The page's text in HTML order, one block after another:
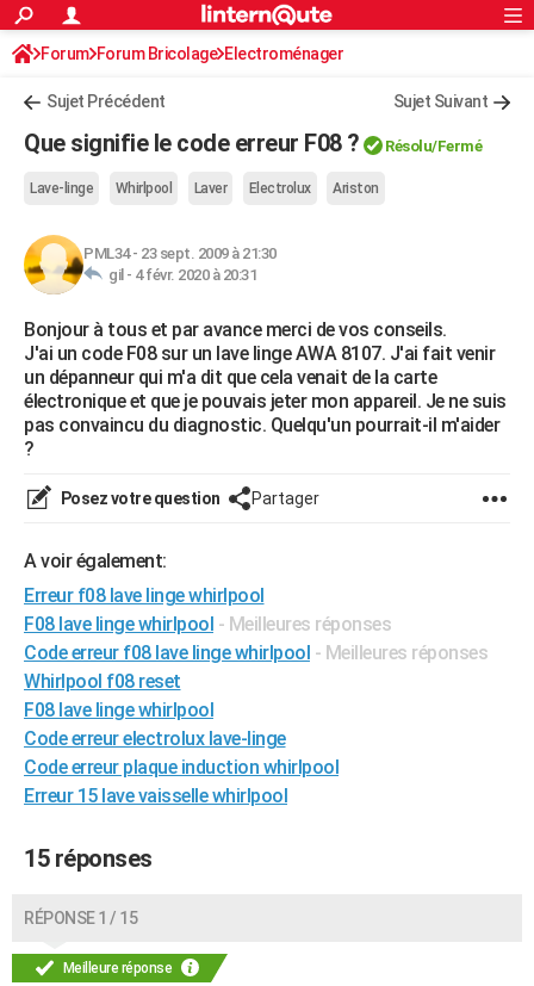
ACTUALITÉS
Politique
Société
Faits Divers
Education
Monde
Villes
+
Essais
Réserver un essai
Citadines
Berlines
SUV
Forum auto
+HIGH-TECH
BRICOLAGE
Forum
Aménagement intérieur
Extérieur
Cuisine
Salle de bains
Jardinage
Rangement
WEEK-END
Guides de France
Escapades
Patrimoine
Expositions
Musées
Week-end nature
+LIFESTYLE
Art de vivre
Bien-être
Loisirs
ModeModes de vie
Alimentation
Guide de la santé
Maladies
Médicaments
Sommeil
VOYAGE
Destinations
City break
Voyage nature
Voyage de noces
Forum
Climat
+PHOTO
BONS PLANS
CARTE DE VOEUX
Carte de Noël
Carte Bonne année
Carte Saint-Valentin
Carte Pâques
Carte d'anniversaire
DICTIONNAIRE
Dictionnaire
Biographies
Citations
Expressions
Proverbes
PROGRAMME TV
COPAINS D'AVANT
S'inscrire
Connexion
Forum Forum Bricolage Electroménager
Sujet Précédent Sujet Suivant
Que signifie le code erreur F08 ? Résolu/Fermé
Lave-linge Whirlpool Laver Electrolux Ariston
PML34- 23 sept. 2009 à 21:30
gil - 4 févr. 2020 à 20:31
Bonjour à tous et par avance merci de vos conseils.
J'ai un code F08 sur un lave linge AWA 8107. J'ai fait venir
un dépanneur qui m'a dit que cela venait de la carte
électronique et que je pouvais jeter mon appareil. Je ne suis
pas convaincu du diagnostic. Quelqu'un pourrait-il m'aider
?
Posez votre question Partager
A voir également:
Erreur f08 lave linge whirlpool
F08 lave linge whirlpool - Meilleures réponses
Code erreur f08 lave linge whirlpool - Meilleures réponses
Whirlpool f08 reset
F08 lave linge whirlpool
Code erreur electrolux lave-linge
Code erreur plaque induction whirlpool
Erreur 15 lave vaisselle whirlpool
15 réponses
RÉPONSE 1 / 15
Meilleure réponse